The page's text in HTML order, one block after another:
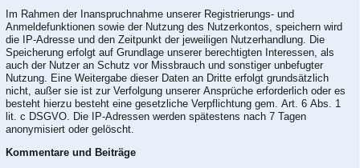
Im Rahmen der Inanspruchnahme unserer Registrierungs- und
Anmeldefunktionen sowie der Nutzung des Nutzerkontos, speichern wird
die IP-Adresse und den Zeitpunkt der jeweiligen Nutzerhandlung. Die
Speicherung erfolgt auf Grundlage unserer berechtigten Interessen, als
auch der Nutzer an Schutz vor Missbrauch und sonstiger unbefugter
Nutzung. Eine Weitergabe dieser Daten an Dritte erfolgt grundsätzlich
nicht, außer sie ist zur Verfolgung unserer Ansprüche erforderlich oder es
besteht hierzu besteht eine gesetzliche Verpflichtung gem. Art. 6 Abs. 1
lit. c DSGVO. Die IP-Adressen werden spätestens nach 7 Tagen
anonymisiert oder gelöscht.
Kommentare und Beiträge